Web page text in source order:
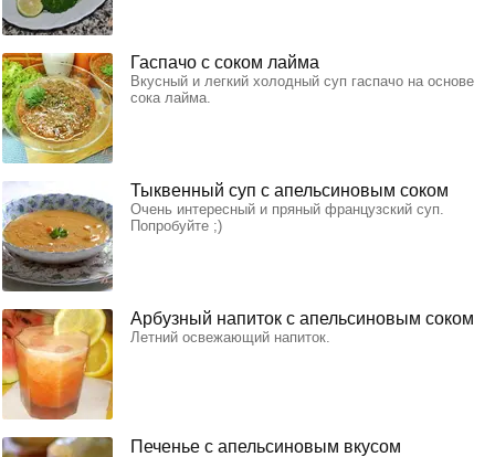
Гаспачо с соком лайма
Вкусный и легкий холодный суп гаспачо на основе
сока лайма.
Тыквенный суп с апельсиновым соком
Очень интересный и пряный французский суп.
Попробуйте ;)
Арбузный напиток с апельсиновым соком
Летний освежающий напиток.
Печенье с апельсиновым вкусом